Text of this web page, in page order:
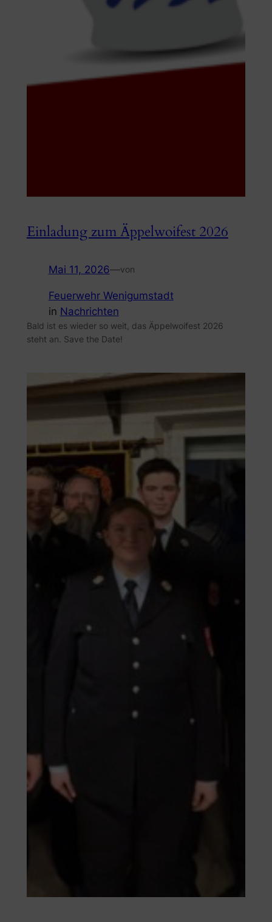
Einladung zum Äppelwoifest 2026
Mai 11, 2026—von
Feuerwehr Wenigumstadt
in Nachrichten
Bald ist es wieder so weit, das Äppelwoifest 2026
steht an. Save the Date!